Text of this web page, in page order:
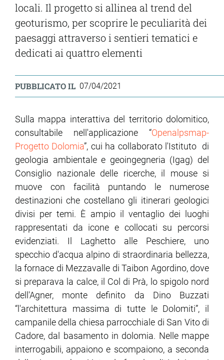
locali. Il progetto si allinea al trend del
geoturismo, per scoprire le peculiarità dei
paesaggi attraverso i sentieri tematici e
dedicati ai quattro elementi
PUBBLICATO IL 07/04/2021
Sulla mappa interattiva del territorio dolomitico,
consultabile nell'applicazione “Openalpsmap-
Progetto Dolomia”, cui ha collaborato l'Istituto di
geologia ambientale e geoingegneria (Igag) del
Consiglio nazionale delle ricerche, il mouse si
muove con facilità puntando le numerose
destinazioni che costellano gli itinerari geologici
divisi per temi. È ampio il ventaglio dei luoghi
rappresentati da icone e collocati su percorsi
evidenziati. Il Laghetto alle Peschiere, uno
specchio d'acqua alpino di straordinaria bellezza,
la fornace di Mezzavalle di Taibon Agordino, dove
si preparava la calce, il Col di Prà, lo spigolo nord
dell'Agner, monte definito da Dino Buzzati
“l'architettura massima di tutte le Dolomiti”, il
campanile della chiesa parrocchiale di San Vito di
Cadore, dal basamento in dolomia. Nelle mappe
interrogabili, appaiono e scompaiono, a seconda